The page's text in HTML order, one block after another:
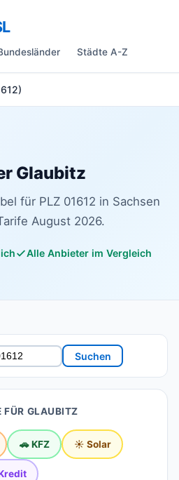
Städte A-Z
Glaubitz
für PLZ 01612 in Sachsen
August 2026.
Alle Anbieter im Vergleich
Suchen
FÜR GLAUBITZ
🚗 KFZ ☀️ Solar